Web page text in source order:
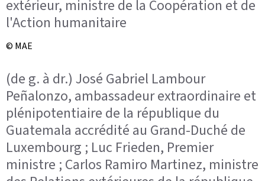
extérieur, ministre de la Coopération et de
l'Action humanitaire
© MAE
(de g. à dr.) José Gabriel Lambour
Peñalonzo, ambassadeur extraordinaire et
plénipotentiaire de la république du
Guatemala accrédité au Grand-Duché de
Luxembourg ; Luc Frieden, Premier
ministre ; Carlos Ramiro Martinez, ministre